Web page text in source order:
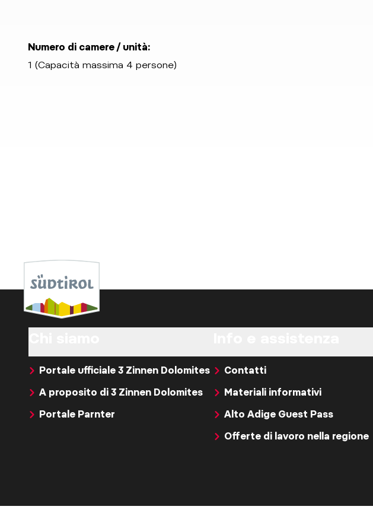
Numero di camere / unità:
1 (Capacità massima 4 persone)
Portale ufficiale 3 Zinnen Dolomites
A proposito di 3 Zinnen Dolomites
Portale Parnter
Contatti
Materiali informativi
Alto Adige Guest Pass
Offerte di lavoro nella regione